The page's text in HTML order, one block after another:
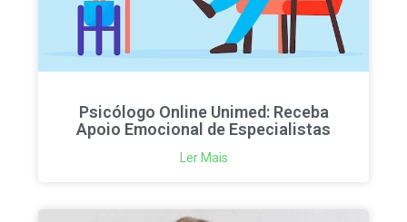
Psicólogo Online Unimed: Receba
Apoio Emocional de Especialistas
Ler Mais